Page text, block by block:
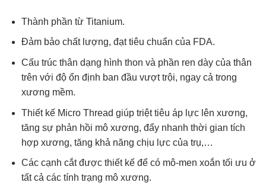
Thành phần từ Titanium.
Đảm bảo chất lượng, đạt tiêu chuẩn của FDA.
Cấu trúc thân dạng hình thon và phần ren dày của thân
trên với độ ổn định ban đầu vượt trội, ngay cả trong
xương mềm.
Thiết kế Micro Thread giúp triệt tiêu áp lực lên xương,
tăng sự phản hồi mô xương, đẩy nhanh thời gian tích
hợp xương, tăng khả năng chịu lực của trụ,…
Các cạnh cắt được thiết kế để có mô-men xoắn tối ưu ở
tất cả các tính trạng mô xương.